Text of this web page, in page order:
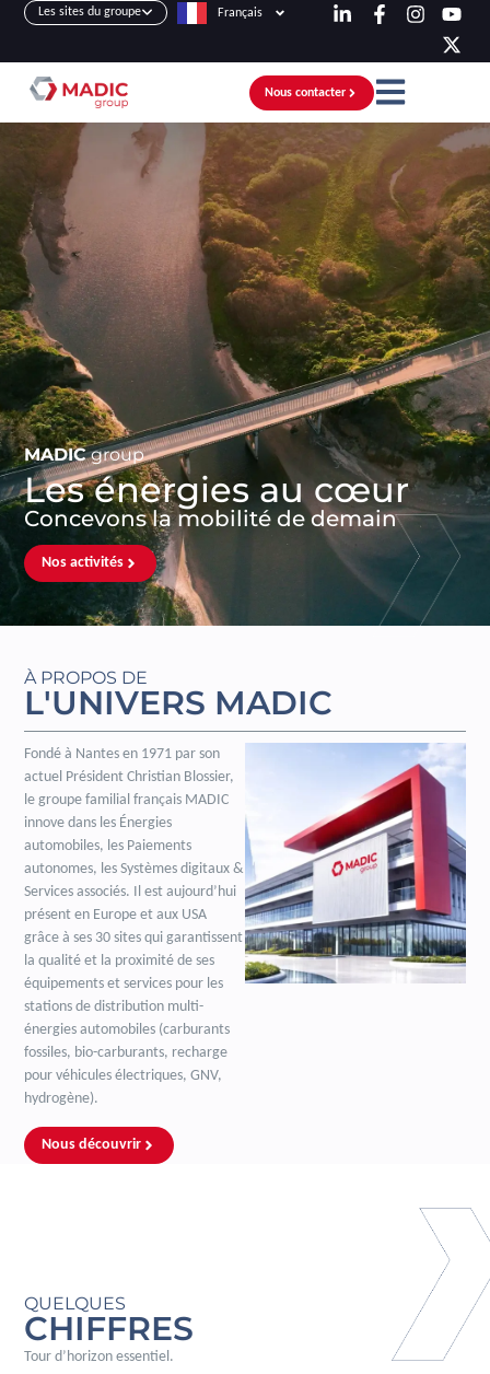
Les sites du groupe Français
Nous contacter
MADIC group
Les énergies au cœur
Concevons la mobilité de demain
Nos activités
À PROPOS DE
L'UNIVERS MADIC
Fondé à Nantes en 1971 par son
actuel Président Christian Blossier,
le groupe familial français MADIC
innove dans les Énergies
automobiles, les Paiements
autonomes, les Systèmes digitaux &
Services associés. Il est aujourd’hui
présent en Europe et aux USA
grâce à ses 30 sites qui garantissent
la qualité et la proximité de ses
équipements et services pour les
stations de distribution multi-
énergies automobiles (carburants
fossiles, bio-carburants, recharge
pour véhicules électriques, GNV,
hydrogène).
Nous découvrir
QUELQUES
CHIFFRES
Tour d’horizon essentiel.